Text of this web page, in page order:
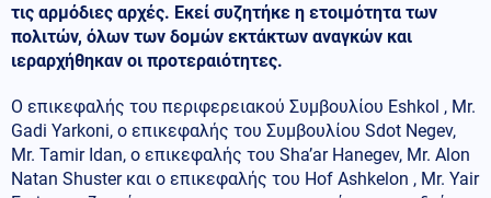
τις αρμόδιες αρχές. Εκεί συζητήκε η ετοιμότητα των
πολιτών, όλων των δομών εκτάκτων αναγκών και
ιεραρχήθηκαν οι προτεραιότητες.
Ο επικεφαλής του περιφερειακού Συμβουλίου Eshkol , Mr.
Gadi Yarkoni, ο επικεφαλής του Συμβουλίου Sdot Negev,
Mr. Tamir Idan, ο επικεφαλής του Sha’ar Hanegev, Mr. Alon
Natan Shuster και ο επικεφαλής του Hof Ashkelon , Mr. Yair